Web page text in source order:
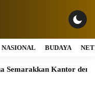
NASIONAL BUDAYA
Kantor dengan